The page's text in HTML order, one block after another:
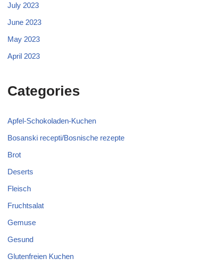
July 2023
June 2023
May 2023
April 2023
Categories
Apfel-Schokoladen-Kuchen
Bosanski recepti/Bosnische rezepte
Brot
Deserts
Fleisch
Fruchtsalat
Gemuse
Gesund
Glutenfreien Kuchen